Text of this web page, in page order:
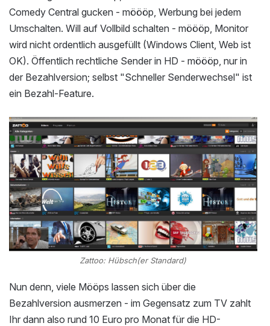
Comedy Central gucken - möööp, Werbung bei jedem
Umschalten. Will auf Vollbild schalten - möööp, Monitor
wird nicht ordentlich ausgefüllt (Windows Client, Web ist
OK). Öffentlich rechtliche Sender in HD - möööp, nur in
der Bezahlversion; selbst "Schneller Senderwechsel" ist
ein Bezahl-Feature.
Zattoo: Hübsch(er Standard)
Nun denn, viele Mööps lassen sich über die
Bezahlversion ausmerzen - im Gegensatz zum TV zahlt
Ihr dann also rund 10 Euro pro Monat für die HD-